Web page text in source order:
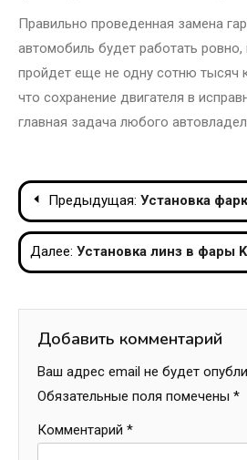
Правильно проведенная замена
автомобиль будет работать
пройдет еще не одну сотню тысяч
что сохранение двигателя в
главная задача любого
Навигация
по
записям
Предыдущая: Установка
Далее: Установка линз в фары
Добавить комментарий
Ваш адрес email не будет
Обязательные поля помечены *
Комментарий *